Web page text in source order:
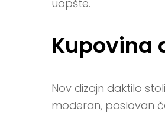
uopšte.
Kupovina
Nov dizajn daktilo
moderan, poslovan